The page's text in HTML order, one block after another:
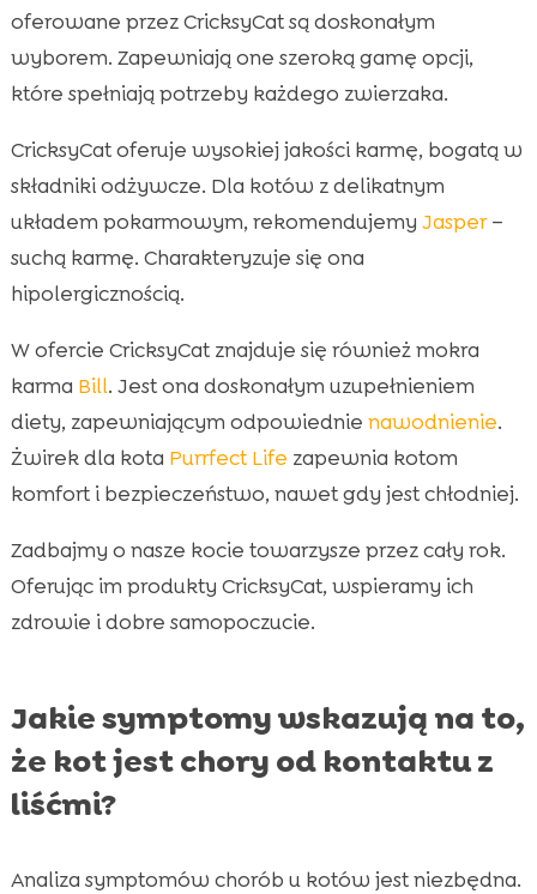
oferowane przez CricksyCat są doskonałym
wyborem. Zapewniają one szeroką gamę opcji,
które spełniają potrzeby każdego zwierzaka.
CricksyCat oferuje wysokiej jakości karmę, bogatą w
składniki odżywcze. Dla kotów z delikatnym
układem pokarmowym, rekomendujemy Jasper–
suchą karmę. Charakteryzuje się ona
hipolergicznością.
W ofercie CricksyCat znajduje się również mokra
karma Bill. Jest ona doskonałym uzupełnieniem
diety, zapewniającym odpowiednie nawodnienie.
Żwirek dla kota Purrfect Life zapewnia kotom
komfort i bezpieczeństwo, nawet gdy jest chłodniej.
Zadbajmy o nasze kocie towarzysze przez cały rok.
Oferując im produkty CricksyCat, wspieramy ich
zdrowie i dobre samopoczucie.
Jakie symptomy wskazują na to,
że kot jest chory od kontaktu z
liśćmi?
Analiza symptomów chorób u kotów jest niezbędna.